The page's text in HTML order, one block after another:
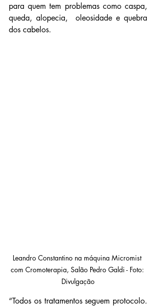
para quem tem problemas como caspa,
queda, alopecia,  oleosidade e quebra
dos cabelos.
Leandro Constantino na máquina Micromist
com Cromoterapia, Salão Pedro Galdi - Foto:
Divulgação
“Todos os tratamentos seguem protocolo.